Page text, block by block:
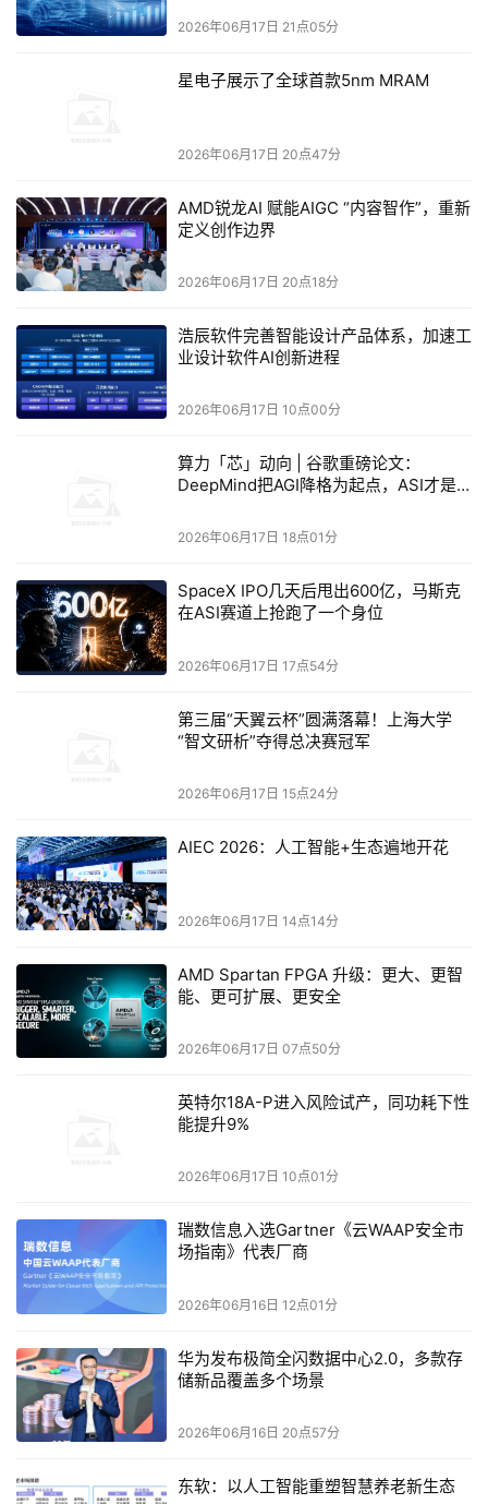
不是辅助工具，而是能自我闭环的数智员工，让财税生产力
他介绍，借助云帐房AI会计师2.0，原本需要6名实习生才能
轻松完成。某五万户规模型机构后端会计从57人减至28人；
苏南某专业型机构（制造业客户比例95%）单账耗时从33分
钟降至18分钟，反向验证准确率100%；AI开票2.0实现7×24
小时秒级响应，人力从5人减至2人，成本直降60%。AI时
到通过“前店后厂”模式破局规模扩张之道，核心在于线下抢
占企业聚集区开设品牌门店，门店即广告位，自然客流覆盖
本地推精准获客，平均线索成本仅50元，转化率20%，客单
理作为云帐房深度合作客户，后厂引入云帐房AI系统打造会
计工厂，人效跃升超600+，实现降本增效。猿助理以此模型
支撑全国近200城连锁扩张，推动财税服务迈向门店化、品
牌化、连锁化、数字化全面升级。
云帐房区域客户成功总监&金四代账升级实战专家尹建
金税四期与AI技术全天候监控下的政策新常态，指出虚开发
票、出口退税、骗享优惠、成品油是甘肃四大重点稽查领
域，农合社、外贸、新能源等特色行业蕴藏合规机会。他提
出“四有客户”筛选法（有风险、有意识、有预算、有决
隐患，通过“讲政策+讲案例+诊断报告”三步法唤醒客户，将
2026年06月17日 21点05分
星电子展示了全球首款5nm MRAM
2026年06月17日 20点47分
AMD锐龙AI 赋能AIGC “内容智作”，重新
定义创作边界
2026年06月17日 20点18分
浩辰软件完善智能设计产品体系，加速工
业设计软件AI创新进程
2026年06月17日 10点00分
算力「芯」动向 | 谷歌重磅论文：
DeepMind把AGI降格为起点，ASI才是
2026年06月17日 18点01分
SpaceX IPO几天后甩出600亿，马斯克
在ASI赛道上抢跑了一个身位
2026年06月17日 17点54分
第三届“天翼云杯”圆满落幕！上海大学
“智文研析”夺得总决赛冠军
2026年06月17日 15点24分
AIEC 2026：人工智能+生态遍地开花
2026年06月17日 14点14分
AMD Spartan FPGA 升级：更大、更智
能、更可扩展、更安全
2026年06月17日 07点50分
英特尔18A-P进入风险试产，同功耗下性
能提升9%
2026年06月17日 10点01分
瑞数信息入选Gartner《云WAAP安全市
场指南》代表厂商
2026年06月16日 12点01分
华为发布极简全闪数据中心2.0，多款存
储新品覆盖多个场景
2026年06月16日 20点57分
东软：以人工智能重塑智慧养老新生态